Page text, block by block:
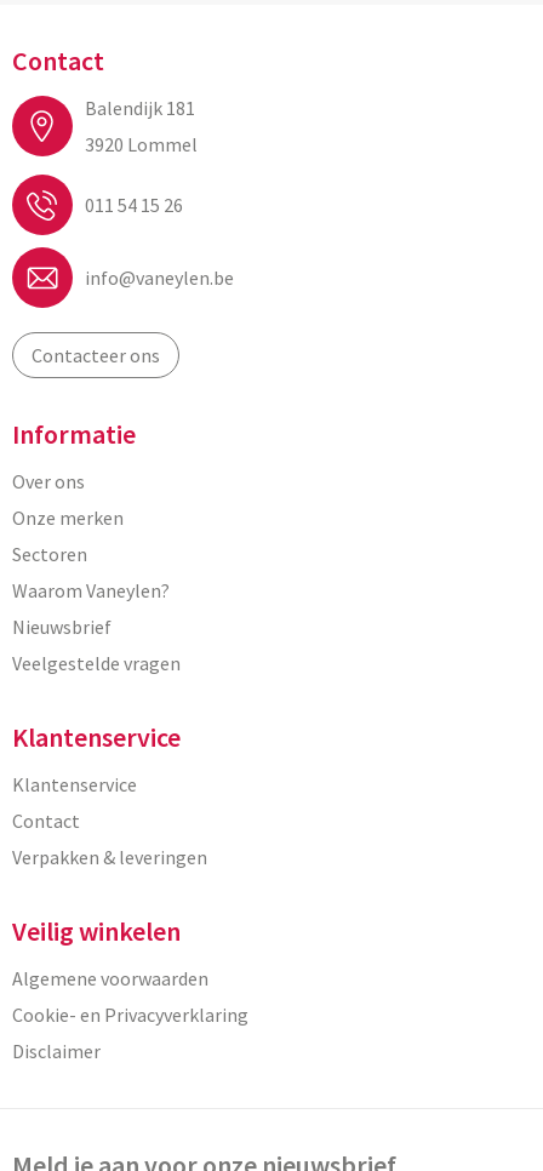
Contact
Balendijk 181
3920 Lommel
011 54 15 26
info@vaneylen.be
Contacteer ons
Informatie
Over ons
Onze merken
Sectoren
Waarom Vaneylen?
Nieuwsbrief
Veelgestelde vragen
Klantenservice
Klantenservice
Contact
Verpakken & leveringen
Veilig winkelen
Algemene voorwaarden
Cookie- en Privacyverklaring
Disclaimer